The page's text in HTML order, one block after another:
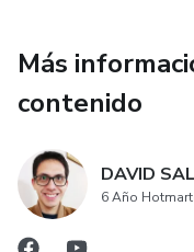
adquirir el test en
autorizados.
Dirigido a psicólogos
profesionales del
avanzados de
diagnóstica del TEA.
Más
contenido
DAVID
6 Año